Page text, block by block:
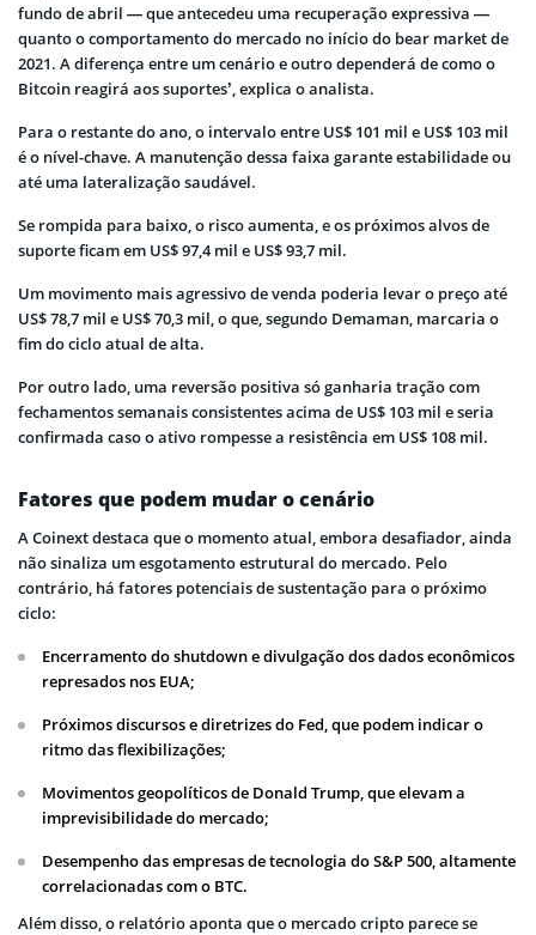
fundo de abril — que antecedeu uma recuperação expressiva —
quanto o comportamento do mercado no início do bear market de
2021. A diferença entre um cenário e outro dependerá de como o
Bitcoin reagirá aos suportes’, explica o analista.
Para o restante do ano, o intervalo entre US$ 101 mil e US$ 103 mil
é o nível-chave. A manutenção dessa faixa garante estabilidade ou
até uma lateralização saudável.
Se rompida para baixo, o risco aumenta, e os próximos alvos de
suporte ficam em US$ 97,4 mil e US$ 93,7 mil.
Um movimento mais agressivo de venda poderia levar o preço até
US$ 78,7 mil e US$ 70,3 mil, o que, segundo Demaman, marcaria o
fim do ciclo atual de alta.
Por outro lado, uma reversão positiva só ganharia tração com
fechamentos semanais consistentes acima de US$ 103 mil e seria
confirmada caso o ativo rompesse a resistência em US$ 108 mil.
Fatores que podem mudar o cenário
A Coinext destaca que o momento atual, embora desafiador, ainda
não sinaliza um esgotamento estrutural do mercado. Pelo
contrário, há fatores potenciais de sustentação para o próximo
ciclo:
Encerramento do shutdown e divulgação dos dados econômicos
represados nos EUA;
Próximos discursos e diretrizes do Fed, que podem indicar o
ritmo das flexibilizações;
Movimentos geopolíticos de Donald Trump, que elevam a
imprevisibilidade do mercado;
Desempenho das empresas de tecnologia do S&P 500, altamente
correlacionadas com o BTC.
Além disso, o relatório aponta que o mercado cripto parece se